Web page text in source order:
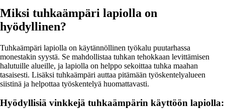
Miksi tuhkaämpäri lapiolla on
hyödyllinen?
Tuhkaämpäri lapiolla on käytännöllinen työkalu puutarhassa
monestakin syystä. Se mahdollistaa tuhkan tehokkaan levittämisen
halutuille alueille, ja lapiolla on helppo sekoittaa tuhka maahan
tasaisesti. Lisäksi tuhkaämpäri auttaa pitämään työskentelyalueen
siistinä ja helpottaa työskentelyä huomattavasti.
Hyödyllisiä vinkkejä tuhkaämpärin käyttöön lapiolla: